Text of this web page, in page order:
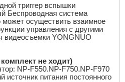
триггер вспышки
Беспроводная система
осуществить взаимное
управления с другими
видеосъемки YONGNUO
не ходит)
NP-F550.NP-F750.NP-F970
питания постоянного